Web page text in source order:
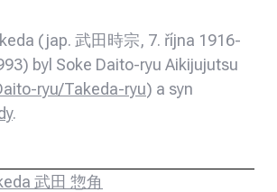
(jap. 武田時宗, 7. října 1916-
byl Soke Daito-ryu Aikijujutsu
ryu/Takeda-ryu) a syn
.
武田 惣角